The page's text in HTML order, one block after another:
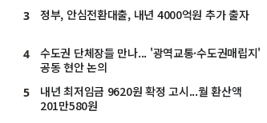
3 정부, 안심전환대출, 내년 4000억원 추가 출자
4
수도권 단체장들 만나... '광역교통·수도권매립지'
공동 현안 논의
5
내년 최저임금 9620원 확정 고시...월 환산액
201만580원